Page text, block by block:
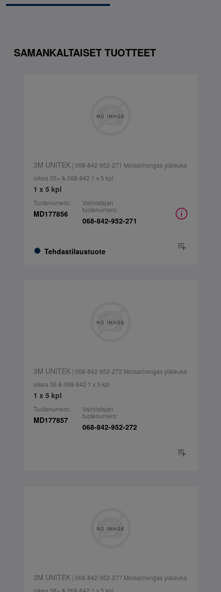
SAMANKALTAISET TUOTTEET
3M UNITEK| 068-842-952-271 Molaarirengas yläleuka
oikea 35+ & 068-842 1 x 5 kpl
1 x 5 kpl
Tuotenumero:
MD177856
Tehdastilaustuote
Valmistajan
tuotenumero:
068-842-952-271
3M UNITEK| 068-842-952-272 Molaarirengas yläleuka
oikea 36 & 068-842 1 x 5 kpl
1 x 5 kpl
Tuotenumero:
MD177857
Valmistajan
tuotenumero:
068-842-952-272
3M UNITEK| 068-842-952-277 Molaarirengas yläleuka
oikea 38+ & 068-842 1 x 5 kpl